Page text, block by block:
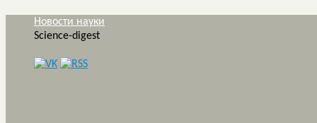
Новости науки
Science-digest